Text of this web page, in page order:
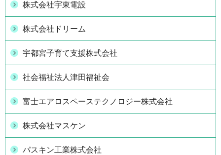
株式会社宇東電設
株式会社ドリーム
宇都宮子育て支援株式会社
社会福祉法人津田福祉会
富士エアロスペーステクノロジー株式会社
株式会社マスケン
パスキン工業株式会社